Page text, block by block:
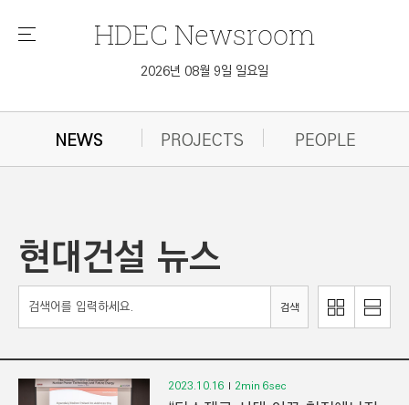
메
HDEC Newsroom
2026년 08월 9일 일요일
NEWS PROJECTS PEOPLE
현대건설 뉴스
검색
이
미
로
리
스
로
2023.10.16 2min 6sec